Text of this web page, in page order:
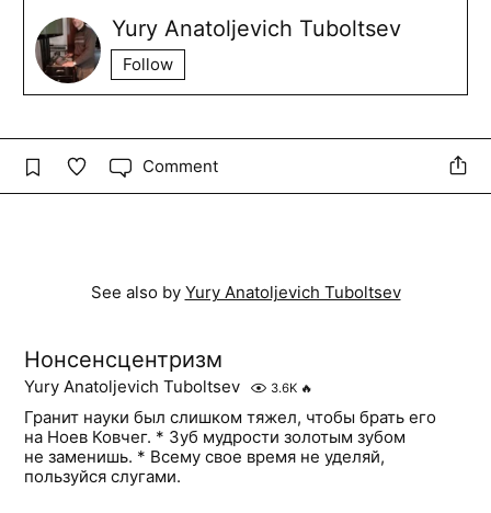
Yury Anatoljevich Tuboltsev
Follow
Comment
See also by Yury Anatoljevich Tuboltsev
Нонсенсцентризм
Yury Anatoljevich Tuboltsev 3.6K 🔥
Гранит науки был слишком тяжел, чтобы брать его
на Ноев Ковчег. * Зуб мудрости золотым зубом
не заменишь. * Всему свое время не уделяй,
пользуйся слугами.